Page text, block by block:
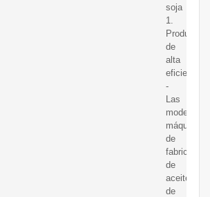
soja
1.
Producción
de
alta
eficiencia:
-
Las
modernas
máquinas
de
fabricación
de
aceite
de